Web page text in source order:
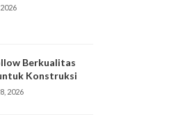
Berkualitas
Konstruksi
2026